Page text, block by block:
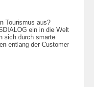
Tourismus aus?
ein in die Welt
sich durch smarte
entlang der Customer